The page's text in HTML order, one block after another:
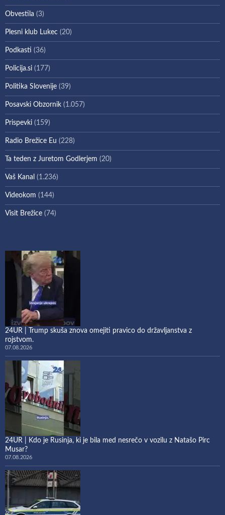
Obvestila (3)
Plesni klub Lukec (20)
Podkasti (36)
Policija.si (177)
Politika Slovenije (39)
Posavski Obzornik (1.057)
Prispevki (159)
Radio Brežice Eu (228)
Ta teden z Juretom Godlerjem (20)
Vaš Kanal (1.236)
Videokom (144)
Visit Brežice (74)
24UR | Trump skuša znova omejiti pravico do državljanstva z
rojstvom.
07.08.2026
24UR | Kdo je Rusinja, ki je bila med nesrečo v vozilu z Natašo Pirc
Musar?
07.08.2026